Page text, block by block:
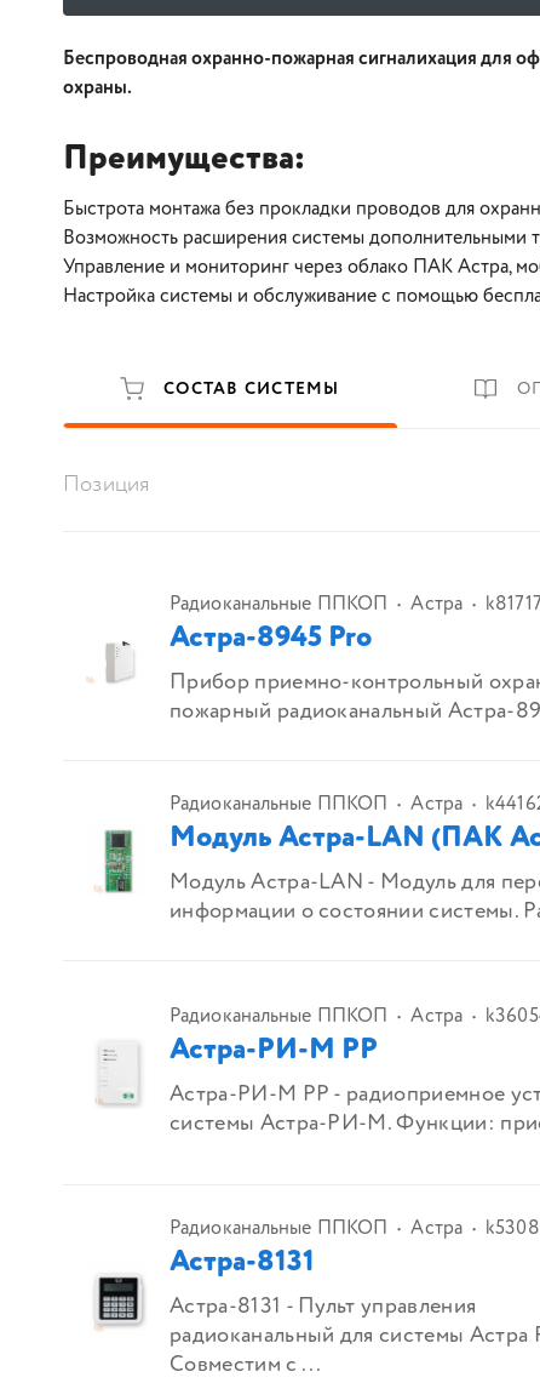
Беспроводная охранно-пожарная сигналихация для
охраны.
Преимущества:
Быстрота монтажа без прокладки проводов для
Возможность расширения системы дополнительными
Управление и мониторинг через облако ПАК Астра,
Настройка системы и обслуживание с помощью
СОСТАВ СИСТЕМЫ
Позиция
Радиоканальные ППКОП Астра k81717
Астра-8945 Pro
Прибор приемно-контрольный
пожарный радиоканальный Астра-
Радиоканальные ППКОП Астра
Модуль Астра-LAN (ПАК
Модуль Астра-LAN - Модуль для
информации о состоянии системы.
Радиоканальные ППКОП Астра
Астра-РИ-М РР
Астра-РИ-М РР - радиоприемное
системы Астра-РИ-М. Функции:
Радиоканальные ППКОП Астра
Астра-8131
Астра-8131 - Пульт управления
радиоканальный для системы Астра
Совместим с ...